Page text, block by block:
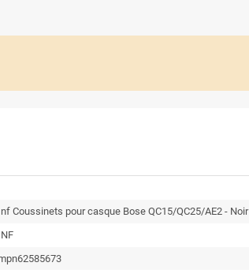
Coussinets pour casque Bose QC15/QC25/AE2 - Noir